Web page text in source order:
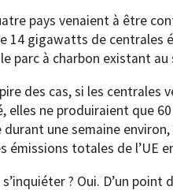
pays venaient à être
14 gigawatts de centrales
parc à charbon existant au
des cas, si les
elles ne produiraient que
durant une semaine
émissions totales de l’UE
? Oui. D’un